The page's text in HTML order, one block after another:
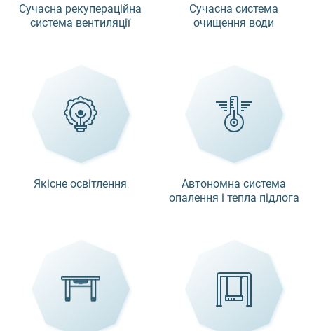
Сучасна рекупераційна
система вентиляції
Сучасна система
очищення води
Якісне освітлення
Автономна система
опалення і тепла підлога